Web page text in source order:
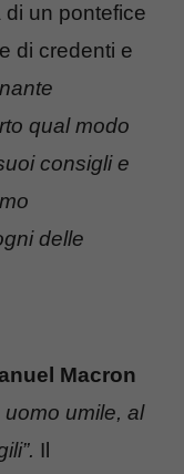
un pontefice
di credenti e
qual modo
consigli e
delle
Macron
uomo umile, al
Il